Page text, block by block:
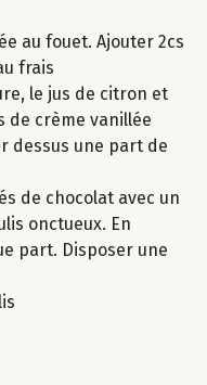
au fouet. Ajouter 2cs
frais
le jus de citron et
de crème vanillée
dessus une part de
de chocolat avec un
onctueux. En
part. Disposer une